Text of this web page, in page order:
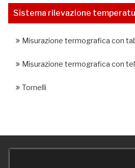
Sistema rilevazione
Misurazione termografica con
Misurazione termografica con
Tornelli